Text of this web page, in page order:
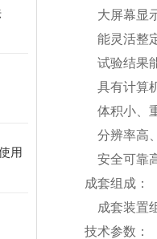
用
大屏幕显
能灵活整
试验结果
具有计算
体积小、
分辨率高
安全可靠
成套组成：
成套装置
技术参数：